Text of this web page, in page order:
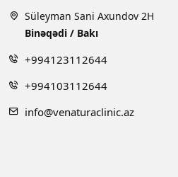
Süleyman Sani Axundov 2H
Binəqədi / Bakı
+994123112644
+994103112644
info@venaturaclinic.az